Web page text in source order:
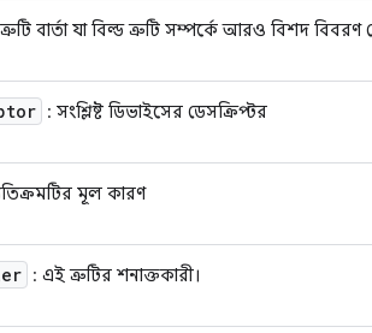
বার্তা যা বিল্ড ত্রুটি সম্পর্কে আরও বিশদ বিবরণ
: সংশ্লিষ্ট ডিভাইসের ডেসক্রিপ্টর
মূল কারণ
: এই ত্রুটির শনাক্তকারী।